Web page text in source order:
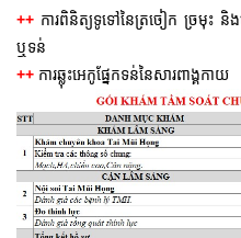
++ ការពិនិត្យទូទៅនៃត្រចៀក ច្រមុះ
ឬទន់
++ ការឆ្លុះអេកូផ្នែកទន់នៃសារពាង្គកាយ